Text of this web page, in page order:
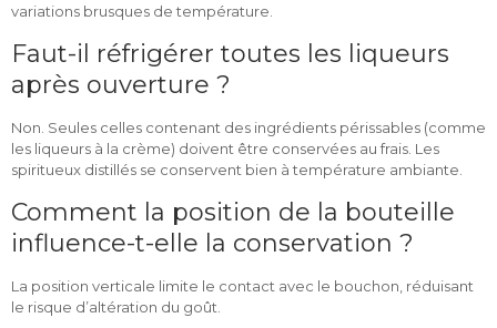
variations brusques de température.
Faut-il réfrigérer toutes les liqueurs
après ouverture ?
Non. Seules celles contenant des ingrédients périssables (comme
les liqueurs à la crème) doivent être conservées au frais. Les
spiritueux distillés se conservent bien à température ambiante.
Comment la position de la bouteille
influence-t-elle la conservation ?
La position verticale limite le contact avec le bouchon, réduisant
le risque d’altération du goût.